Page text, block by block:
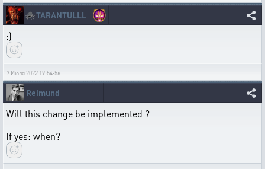
🕷️TARANTULLL
:)
7 Июля 2022 19:54:56
Reimund
Will this change be implemented ?
If yes: when?